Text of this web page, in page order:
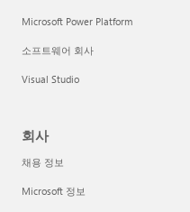
Microsoft Power Platform
소프트웨어 회사
Visual Studio
회사
채용 정보
Microsoft 정보